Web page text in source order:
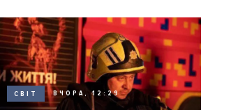
СВІТ ВЧОРА, 12:29